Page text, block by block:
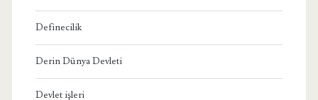
Definecilik
Derin Dünya Devleti
Devlet işleri